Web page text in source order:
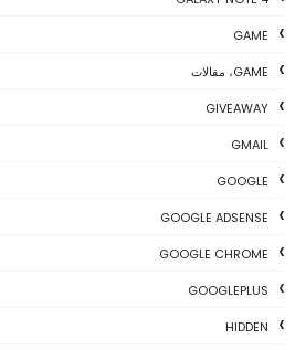
GAME
GAME، مقالات
GIVEAWAY
GMAIL
GOOGLE
GOOGLE ADSENSE
GOOGLE CHROME
GOOGLEPLUS
HIDDEN